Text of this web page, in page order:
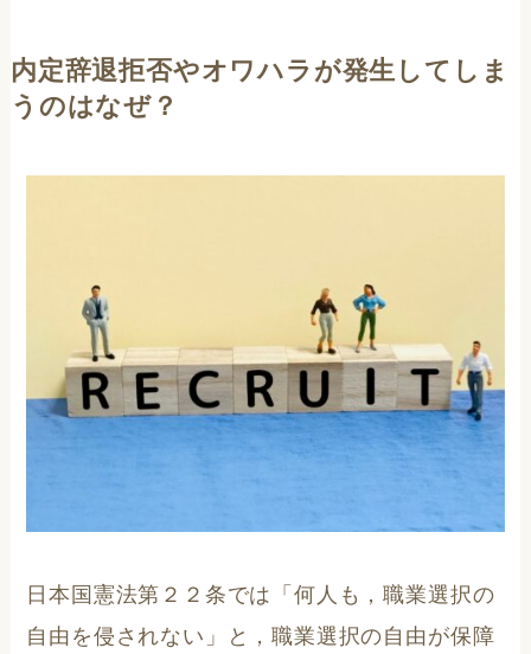
内定辞退拒否やオワハラが発生してしま
うのはなぜ？
日本国憲法第２２条では「何人も，職業選択の
自由を侵されない」と，職業選択の自由が保障